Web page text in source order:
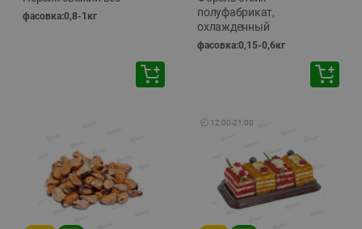
фасовка:0,8-1кг
полуфабрикат,
охлажденный
фасовка:0,15-0,6кг
🕘 12:00-21:00